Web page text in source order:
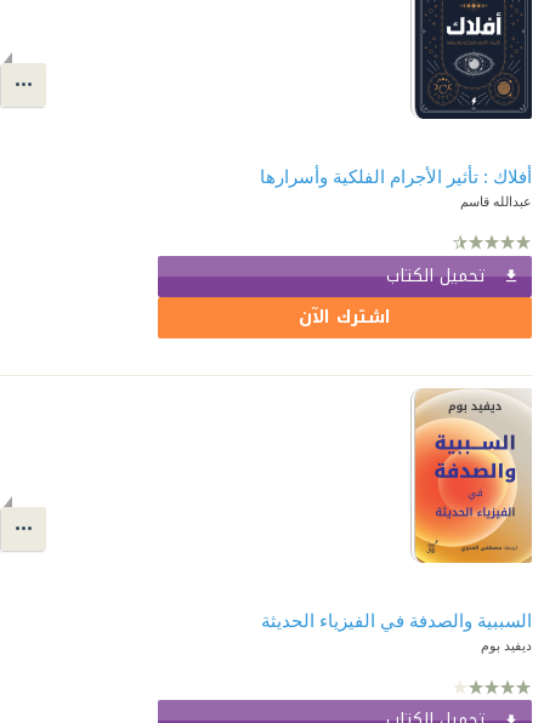
أفلاك : تأثير الأجرام الفلكية وأسرارها
عبدالله قاسم
تحميل الكتاب
اشترك الآن
السببية والصدفة في الفيزياء الحديثة
ديفيد بوم